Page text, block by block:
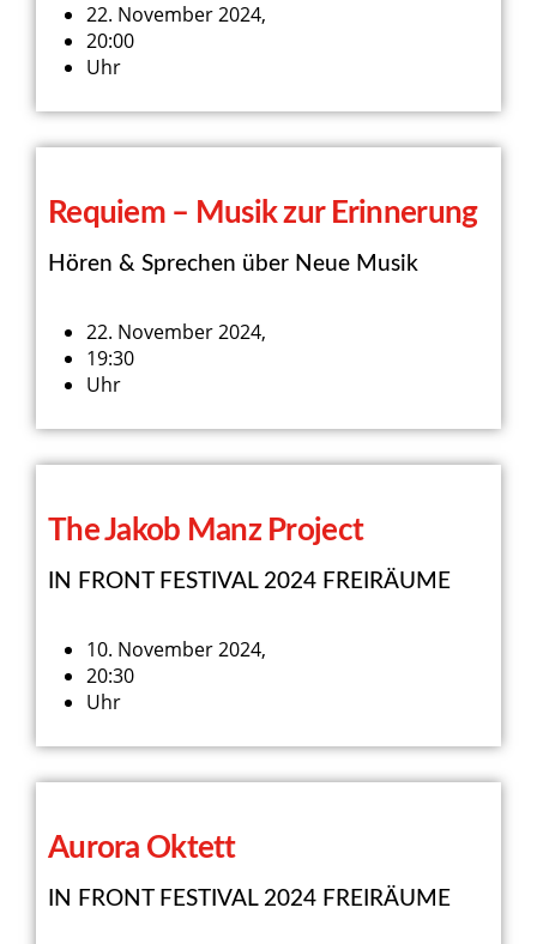
22. November 2024,
20:00
Uhr
Requiem – Musik zur Erinnerung
Hören & Sprechen über Neue Musik
22. November 2024,
19:30
Uhr
The Jakob Manz Project
IN FRONT FESTIVAL 2024 FREIRÄUME
10. November 2024,
20:30
Uhr
Aurora Oktett
IN FRONT FESTIVAL 2024 FREIRÄUME